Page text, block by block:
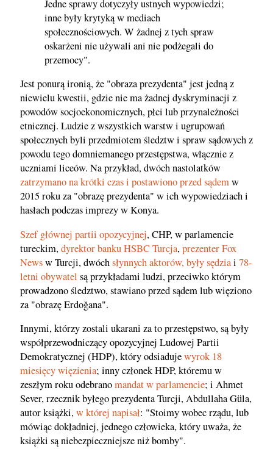
Jedne sprawy dotyczyły ustnych wypowiedzi;
inne były krytyką w mediach
społecznościowych. W żadnej z tych spraw
oskarżeni nie używali ani nie podżegali do
przemocy".
Jest ponurą ironią, że "obraza prezydenta" jest jedną z
niewielu kwestii, gdzie nie ma żadnej dyskryminacji z
powodów socjoekonomicznych, płci lub przynależności
etnicznej. Ludzie z wszystkich warstw i ugrupowań
społecznych byli przedmiotem śledztw i spraw sądowych z
powodu tego domniemanego przestępstwa, włącznie z
uczniami liceów. Na przykład, dwóch nastolatków
zatrzymano na krótki czas i postawiono przed sądemw
2015 roku za "obrazę prezydenta" w ich wypowiedziach i
hasłach podczas imprezy w Konya.
Szef głównej partii opozycyjnej, CHP, w parlamencie
tureckim,dyrektor banku HSBC Turcja,prezenter Fox
Newsw Turcji, dwóchsłynnych aktorów, były sędziai 78-
letni obywatel są przykładami ludzi, przeciwko którym
prowadzono śledztwo, stawiano przed sądem lub więziono
za "obrazę Erdoğana".
Innymi, którzy zostali ukarani za to przestępstwo, są były
współprzewodniczący opozycyjnej Ludowej Partii
Demokratycznej (HDP), który odsiadujewyrok 18
miesięcy więzienia; inny członek HDP, któremu w
zeszłym roku odebranomandat w parlamencie; i Ahmet
Sever, rzecznik byłego prezydenta Turcji, Abdullaha Güla,
autor książki,w której napisał: "Stoimy wobec rządu, lub
mówiąc dokładniej, jednego człowieka, który uważa, że
książki są niebezpieczniejsze niż bomby".